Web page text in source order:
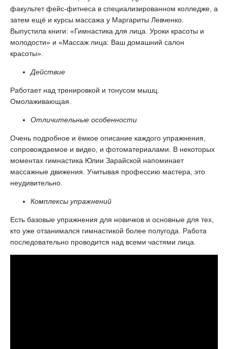
факультет фейс-фитнеса в специализированном колледже, а
затем ещё и курсы массажа у Маргариты Левченко.
Выпустила книги: «Гимнастика для лица. Уроки красоты и
молодости» и «Массаж лица: Ваш домашний салон
красоты».
Действие
Работает над тренировкой и тонусом мышц.
Омолаживающая.
Отличительные особенности
Очень подробное и ёмкое описание каждого упражнения,
сопровождаемое и видео, и фотоматериалами. В некоторых
моментах гимнастика Юлии Зарайской напоминает
массажные движения. Учитывая профессию мастера, это
неудивительно.
Комплексы упражнений
Есть базовые упражнения для новичков и основные для тех,
кто уже отзанимался гимнастикой более полугода. Работа
последовательно проводится над всеми частями лица.